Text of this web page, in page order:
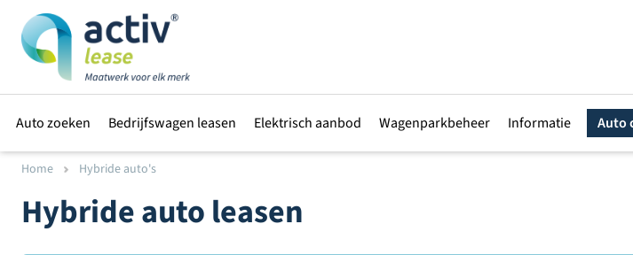
Auto zoeken Bedrijfswagen leasen Elektrisch aanbod Wagenparkbeheer Informatie Auto
Home Hybride auto's
Hybride auto leasen